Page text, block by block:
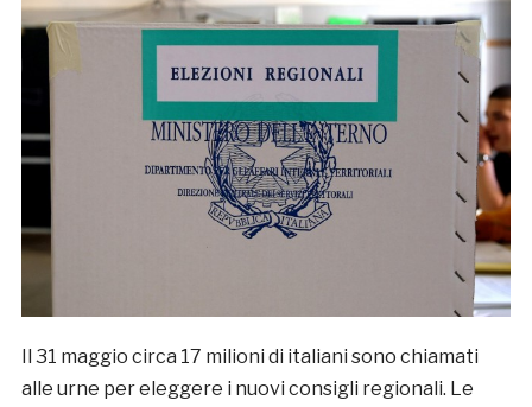
Il 31 maggio circa 17 milioni di italiani sono chiamati
alle urne per eleggere i nuovi consigli regionali. Le